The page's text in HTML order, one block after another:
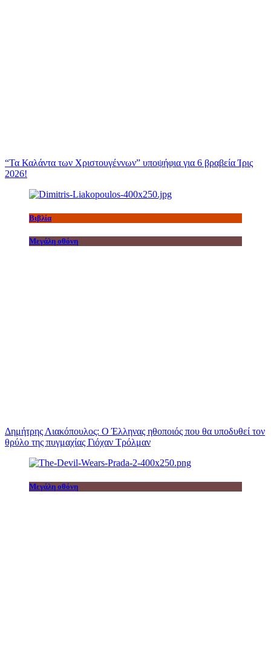
“Τα Καλάντα των Χριστουγέννων” υποψήφια για 6 βραβεία Ίρις
2026!
Βιβλία
Μεγάλη οθόνη
Δημήτρης Λιακόπουλος: Ο Έλληνας ηθοποιός που θα υποδυθεί τον
θρύλο της πυγμαχίας Γιόχαν Τρόλμαν
Μεγάλη οθόνη